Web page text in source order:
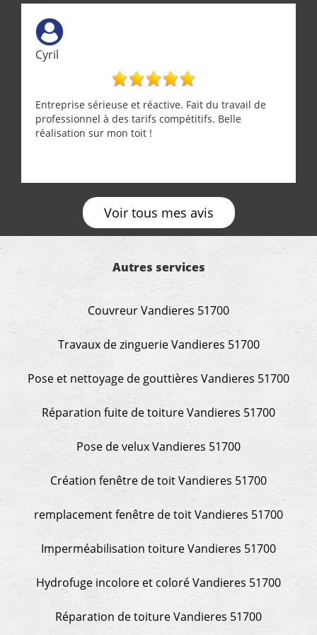
Cyril
Entreprise sérieuse et réactive. Fait du travail de
professionnel à des tarifs compétitifs. Belle
réalisation sur mon toit !
Voir tous mes avis
Autres services
Couvreur Vandieres 51700
Travaux de zinguerie Vandieres 51700
Pose et nettoyage de gouttières Vandieres 51700
Réparation fuite de toiture Vandieres 51700
Pose de velux Vandieres 51700
Création fenêtre de toit Vandieres 51700
remplacement fenêtre de toit Vandieres 51700
Imperméabilisation toiture Vandieres 51700
Hydrofuge incolore et coloré Vandieres 51700
Réparation de toiture Vandieres 51700